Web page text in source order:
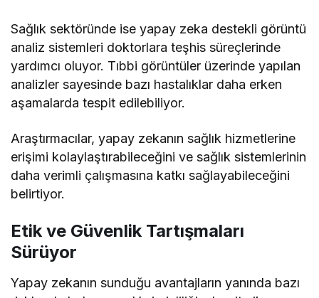
Sağlık sektöründe ise yapay zeka destekli görüntü
analiz sistemleri doktorlara teşhis süreçlerinde
yardımcı oluyor. Tıbbi görüntüler üzerinde yapılan
analizler sayesinde bazı hastalıklar daha erken
aşamalarda tespit edilebiliyor.
Araştırmacılar, yapay zekanın sağlık hizmetlerine
erişimi kolaylaştırabileceğini ve sağlık sistemlerinin
daha verimli çalışmasına katkı sağlayabileceğini
belirtiyor.
Etik ve Güvenlik Tartışmaları
Sürüyor
Yapay zekanın sunduğu avantajların yanında bazı